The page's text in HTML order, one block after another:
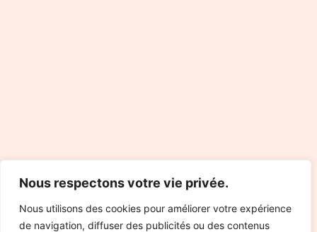
Nous respectons votre vie privée.
Nous utilisons des cookies pour améliorer votre expérience
de navigation, diffuser des publicités ou des contenus